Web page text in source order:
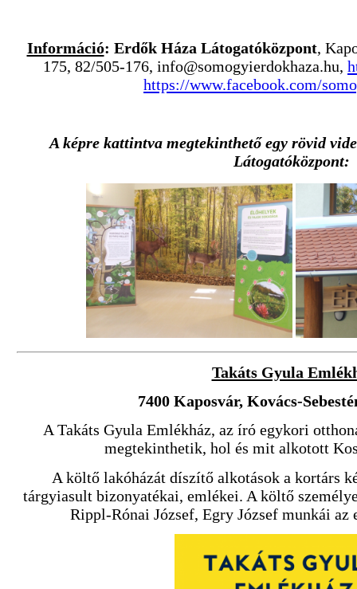
Információ: Erdők Háza Látogatóközpont,
175, 82/505-176, info@somogyierdokhaza.hu,
https://www.facebook.com/
A képre kattintva megtekinthető egy rövid
Látogatóközpont:
Takáts Gyula
7400 Kaposvár, Kovács-
A Takáts Gyula Emlékház, az író egykori
megtekinthetik, hol és mit alkotott
A költő lakóházát díszítő alkotások a kortárs
tárgyiasult bizonyatékai, emlékei. A költő
Rippl-Rónai József, Egry József munkái az